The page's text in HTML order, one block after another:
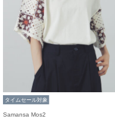
タイムセール対象
Samansa Mos2